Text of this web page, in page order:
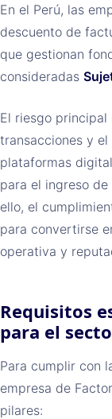
En el Perú, las
descuento de
que gestionan
consideradas
El riesgo
transacciones y
plataformas
para el ingreso
ello, el
para convertirse
operativa y
Requisitos
para el
Para cumplir con
empresa de
pilares: